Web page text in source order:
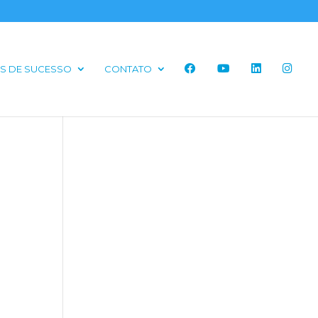
DE SUCESSO CONTATO